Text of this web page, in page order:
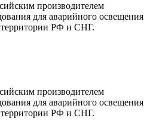
производителем
для аварийного освещения
территории РФ и СНГ.
производителем
для аварийного освещения
территории РФ и СНГ.